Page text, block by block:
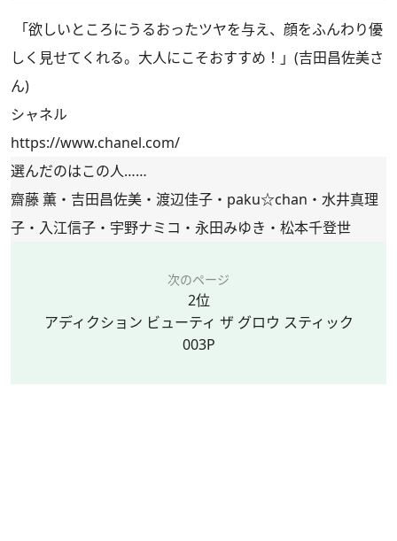
「欲しいところにうるおったツヤを与え、顔をふんわり優
しく見せてくれる。大人にこそおすすめ！」(吉田昌佐美さ
ん)
シャネル
https://www.chanel.com/
選んだのはこの人……
齋藤 薫・吉田昌佐美・渡辺佳子・paku☆chan・水井真理
子・入江信子・宇野ナミコ・永田みゆき・松本千登世
次のページ
2位
アディクション ビューティ ザ グロウ スティック
003P